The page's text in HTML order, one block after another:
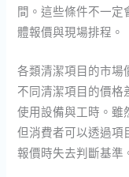
間。這些條件不一定
體報價與現場排程。
各類清潔項目的市場
不同清潔項目的價格
使用設備與工時。雖
但消費者可以透過項
報價時失去判斷基準